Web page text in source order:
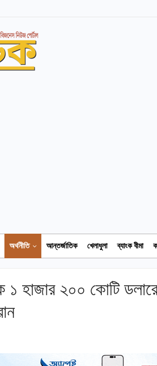
অর্থনীতি আন্তর্জাতিক খেলাধুলা ব্যাংক বীমা
১ হাজার ২০০ কোটি